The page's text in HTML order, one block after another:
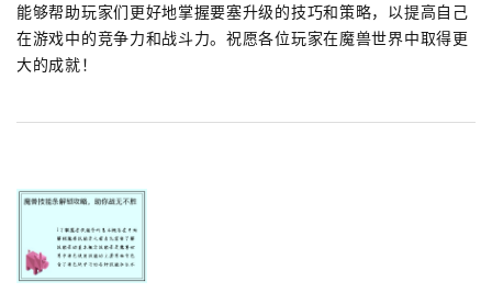
能够帮助玩家们更好地掌握要塞升级的技巧和策略，以提高自己
在游戏中的竞争力和战斗力。祝愿各位玩家在魔兽世界中取得更
大的成就！